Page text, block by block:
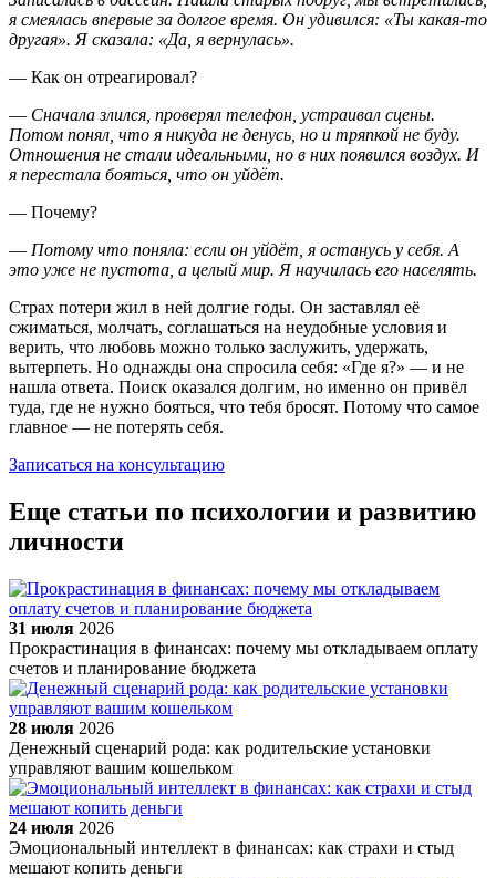
я смеялась впервые за долгое время. Он удивился: «Ты какая-то
другая». Я сказала: «Да, я вернулась».
— Как он отреагировал?
— Сначала злился, проверял телефон, устраивал сцены.
Потом понял, что я никуда не денусь, но и тряпкой не буду.
Отношения не стали идеальными, но в них появился воздух. И
я перестала бояться, что он уйдёт.
— Почему?
— Потому что поняла: если он уйдёт, я останусь у себя. А
это уже не пустота, а целый мир. Я научилась его населять.
Страх потери жил в ней долгие годы. Он заставлял её
сжиматься, молчать, соглашаться на неудобные условия и
верить, что любовь можно только заслужить, удержать,
вытерпеть. Но однажды она спросила себя: «Где я?» — и не
нашла ответа. Поиск оказался долгим, но именно он привёл
туда, где не нужно бояться, что тебя бросят. Потому что самое
главное — не потерять себя.
Записаться на консультацию
Еще статьи по психологии и развитию
личности
31 июля 2026
Прокрастинация в финансах: почему мы откладываем оплату
счетов и планирование бюджета
28 июля 2026
Денежный сценарий рода: как родительские установки
управляют вашим кошельком
24 июля 2026
Эмоциональный интеллект в финансах: как страхи и стыд
мешают копить деньги